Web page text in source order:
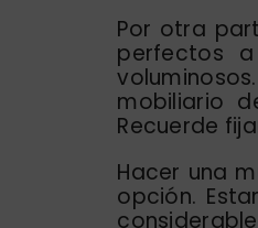
Por otra
perfectos
mobiliario
Recuerde
Hacer una
opción.